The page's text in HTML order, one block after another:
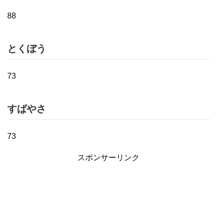
88
とくぼう
73
すばやさ
73
スポンサーリンク